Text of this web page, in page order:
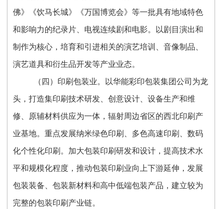
佛》《饮马长城》《万国博览会》等一批具有地域特色
和影响力的纪录片、电视连续剧和电影。以剧目演出和
制作为核心，培育和引进相关的演艺培训、音像制品、
演艺道具和衍生品开发等产业业态。
（四）印刷包装业。以华能彩印包装集团公司为龙
头，打造集印刷技术研发、创意设计、设备生产和维
修、原辅材料供应为一体，辐射周边省区的西北印刷产
业基地。重点发展纳米绿色印刷、多色高速印刷、数码
化个性化印刷。加大包装印刷研发和设计，提高技术水
平和规模化程度，推动包装印刷业向上下游延伸，发展
包装装备、包装新材料和高中低端包装产品，建立较为
完整的包装印刷产业链。